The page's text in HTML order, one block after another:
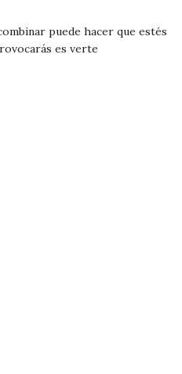
puede hacer que estés
es verte